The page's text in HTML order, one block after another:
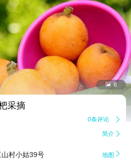
 6
采摘
0条评论 
简介 
村小姑39号 地图 